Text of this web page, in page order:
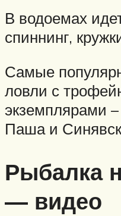
В водоемах
спиннинг,
Самые
ловли с
экземплярами
Паша и
Рыбалка
— видео